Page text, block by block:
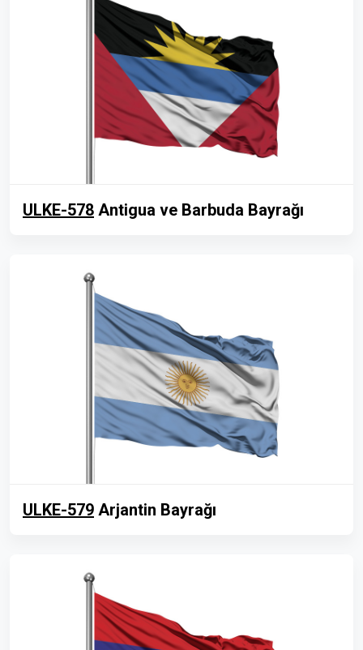
ULKE-578 Antigua ve Barbuda Bayrağı
ULKE-579 Arjantin Bayrağı